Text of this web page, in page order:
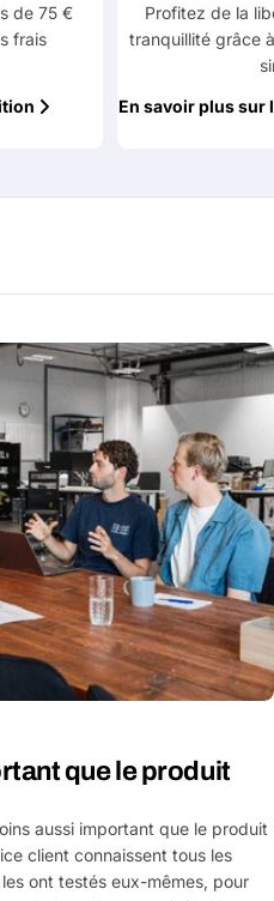
de 75 €
frais
Profitez de la
tranquillité grâce
En savoir plus sur
que le produit
aussi important que le produit
client connaissent tous les
ont testés eux-mêmes, pour